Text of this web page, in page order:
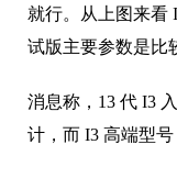
就行。从上图来看
试版主要参数是比
消息称，13 代 I3
计，而 I3 高端型号